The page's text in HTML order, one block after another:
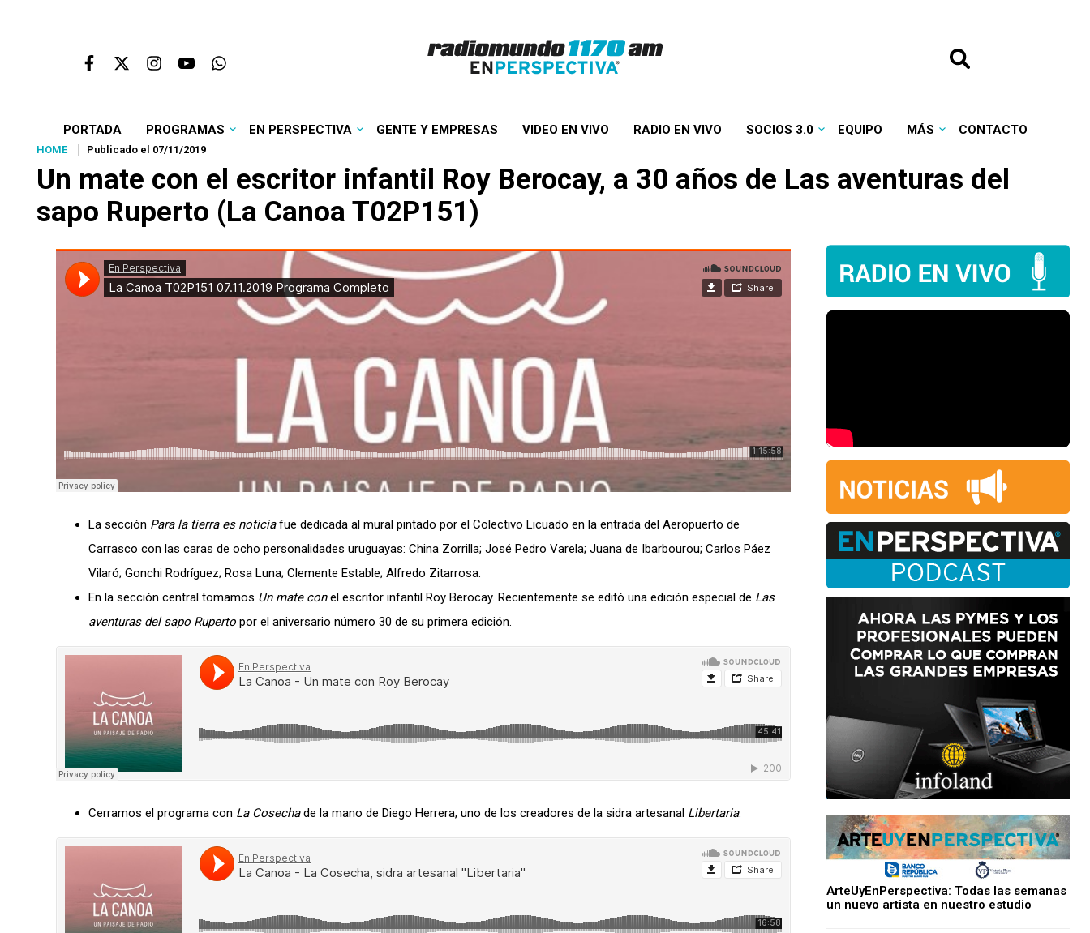
PORTADA PROGRAMAS EN PERSPECTIVA GENTE Y EMPRESAS VIDEO EN VIVO RADIO EN VIVO SOCIOS 3.0 EQUIPO MÁS CONTACTO
HOME Publicado el 07/11/2019
Un mate con el escritor infantil Roy Berocay, a 30 años de Las aventuras del
sapo Ruperto (La Canoa T02P151)
La sección Para la tierra es noticiafue dedicada al mural pintado por el Colectivo Licuado en la entrada del Aeropuerto de
Carrasco con las caras de ocho personalidades uruguayas: China Zorrilla; José Pedro Varela; Juana de Ibarbourou; Carlos Páez
Vilaró; Gonchi Rodríguez; Rosa Luna; Clemente Estable; Alfredo Zitarrosa.
En la sección central tomamos Un mate conel escritor infantil Roy Berocay. Recientemente se editó una edición especial de Las
aventuras del sapo Ruperto por el aniversario número 30 de su primera edición.
Cerramos el programa con La Cosechade la mano de Diego Herrera, uno de los creadores de la sidra artesanal Libertaria.
ArteUyEnPerspectiva: Todas las semanas
un nuevo artista en nuestro estudio